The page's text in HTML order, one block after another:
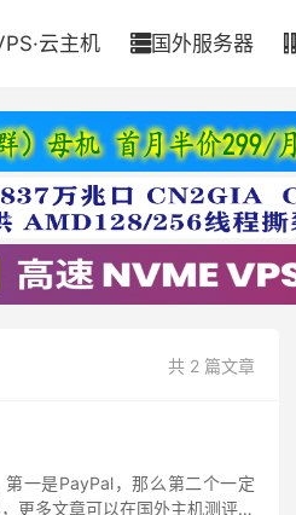
云主机 国外服务器
共 2 篇文章
一是PayPal，那么第二个一定
更多文章可以在国外主机测评网